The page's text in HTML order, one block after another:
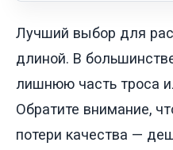
Лучший выбор для
длиной. В
лишнюю часть троса
Обратите внимание,
потери качества —